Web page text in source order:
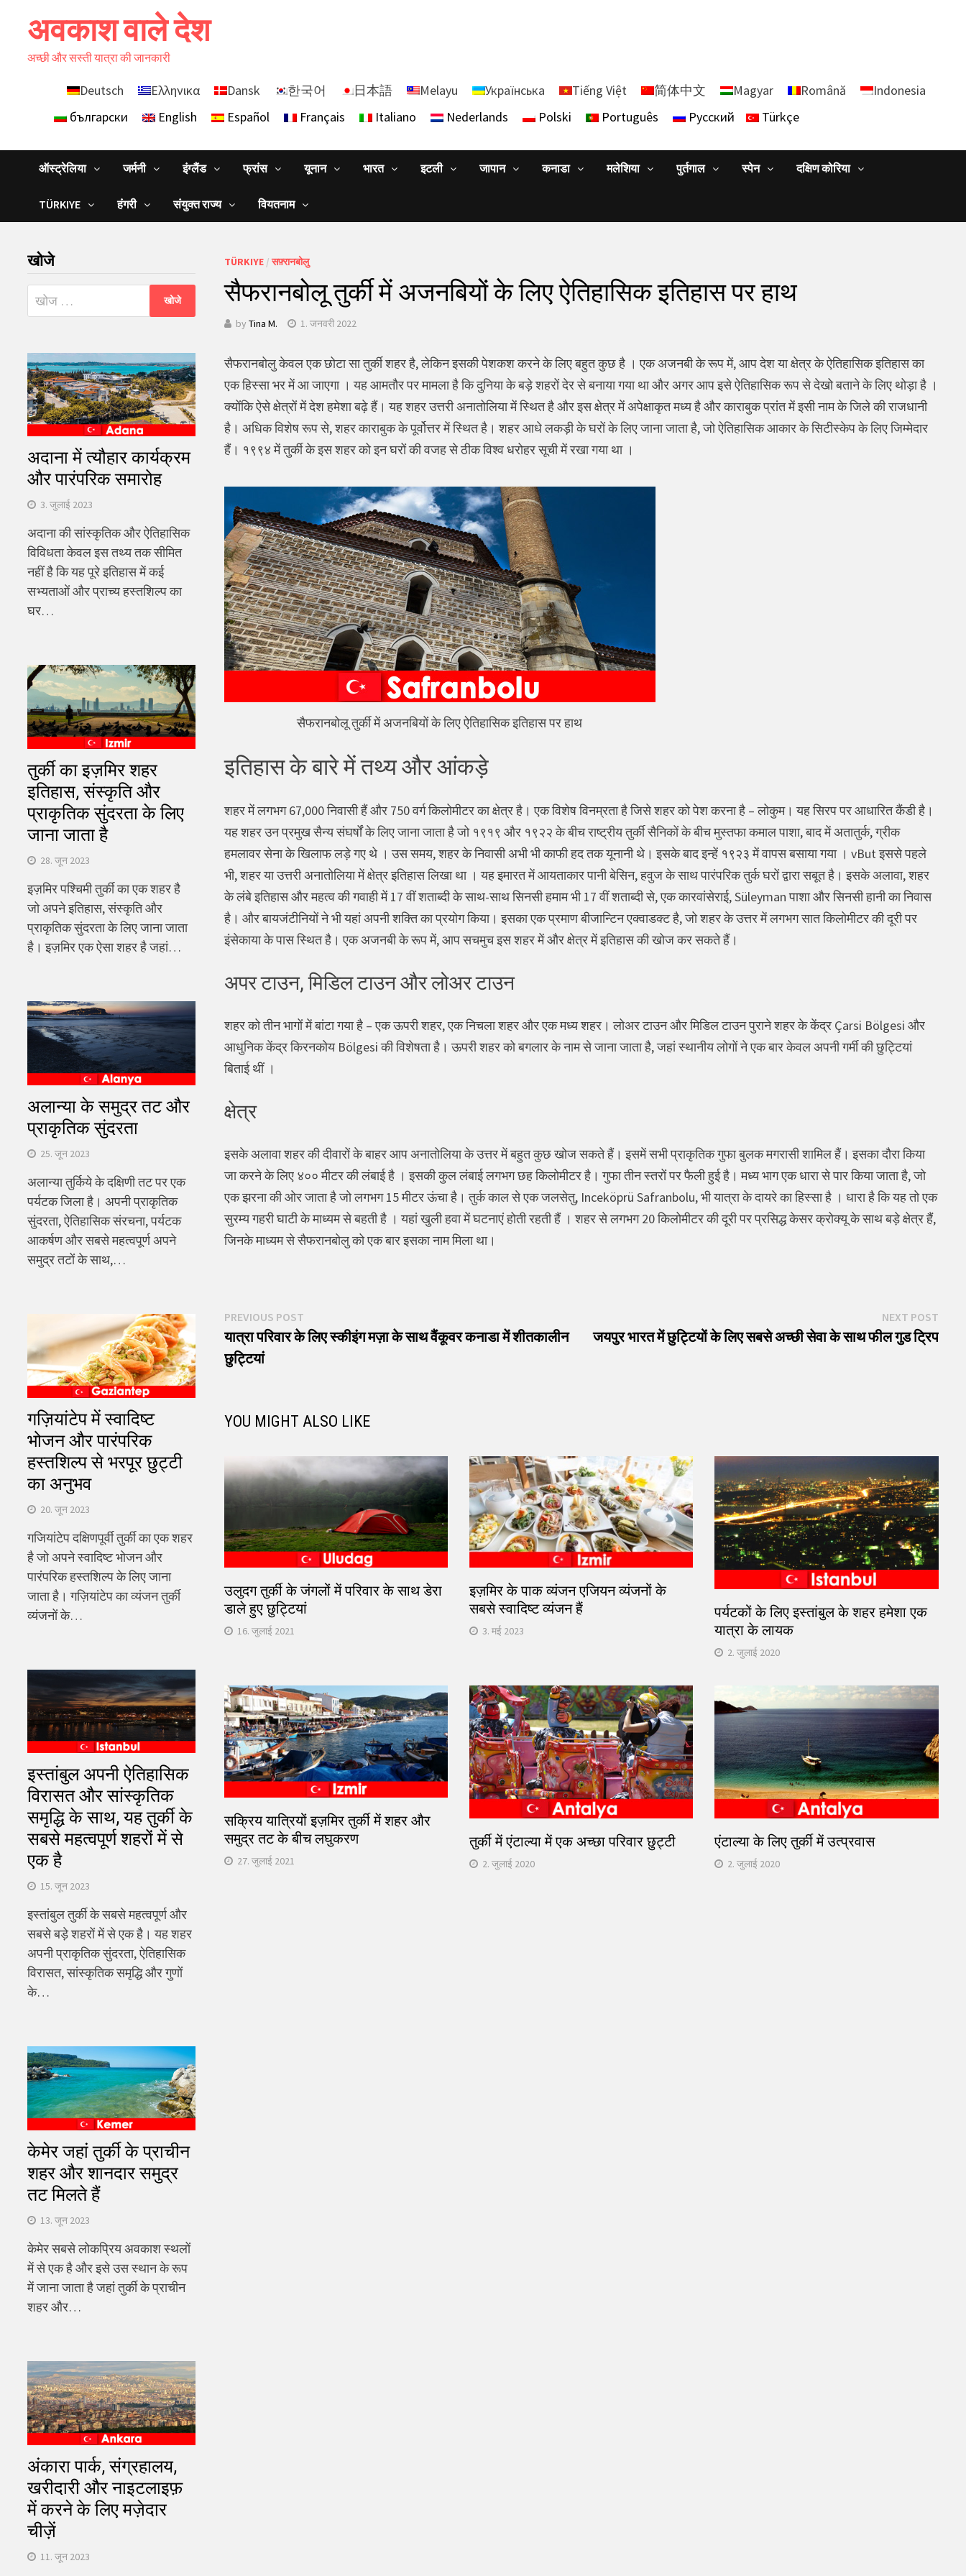
अवकाश वाले देश
अच्छी और सस्ती यात्रा की जानकारी
Deutsch Ελληνικα Dansk 한국어 日本語 Melayu Українська Tiếng Việt 简体中文 Magyar Română
Indonesia
български
English Español Français Italiano Nederlands Polski Português Русский Türkçe
ऑस्ट्रेलिया जर्मनी इंग्लैंड फ्रांस यूनान भारत इटली जापान कनाडा मलेशिया पुर्तगाल स्पेन दक्षिण कोरिया
TÜRKIYE हंगरी संयुक्त राज्य वियतनाम
TÜRKIYE/सफ़्रानबोलु
सैफरानबोलू तुर्की में अजनबियों के लिए ऐतिहासिक इतिहास पर हाथ
by Tina M. 1. जनवरी 2022
सैफरानबोलु केवल एक छोटा सा तुर्की शहर है, लेकिन इसकी पेशकश करने के लिए बहुत कुछ है । एक अजनबी के रूप में, आप देश या क्षेत्र के ऐतिहासिक इतिहास का
एक हिस्सा भर में आ जाएगा । यह आमतौर पर मामला है कि दुनिया के बड़े शहरों देर से बनाया गया था और अगर आप इसे ऐतिहासिक रूप से देखो बताने के लिए थोड़ा है ।
क्योंकि ऐसे क्षेत्रों में देश हमेशा बढ़े हैं। यह शहर उत्तरी अनातोलिया में स्थित है और इस क्षेत्र में अपेक्षाकृत मध्य है और काराबुक प्रांत में इसी नाम के जिले की राजधानी
है। अधिक विशेष रूप से, शहर काराबुक के पूर्वोत्तर में स्थित है। शहर आधे लकड़ी के घरों के लिए जाना जाता है, जो ऐतिहासिक आकार के सिटीस्केप के लिए जिम्मेदार
हैं। १९९४ में तुर्की के इस शहर को इन घरों की वजह से ठीक विश्व धरोहर सूची में रखा गया था ।
सैफरानबोलू तुर्की में अजनबियों के लिए ऐतिहासिक इतिहास पर हाथ
इतिहास के बारे में तथ्य और आंकड़े
शहर में लगभग 67,000 निवासी हैं और 750 वर्ग किलोमीटर का क्षेत्र है। एक विशेष विनम्रता है जिसे शहर को पेश करना है – लोकुम। यह सिरप पर आधारित कैंडी है।
यह शहर उन प्रमुख सैन्य संघर्षों के लिए जाना जाता है जो १९१९ और १९२२ के बीच राष्ट्रीय तुर्की सैनिकों के बीच मुस्तफा कमाल पाशा, बाद में अतातुर्क, ग्रीक
हमलावर सेना के खिलाफ लड़े गए थे । उस समय, शहर के निवासी अभी भी काफी हद तक यूनानी थे। इसके बाद इन्हें १९२३ में वापस बसाया गया । vBut इससे पहले
भी, शहर या उत्तरी अनातोलिया में क्षेत्र इतिहास लिखा था । यह इमारत में आयताकार पानी बेसिन, हवुज के साथ पारंपरिक तुर्क घरों द्वारा सबूत है। इसके अलावा, शहर
के लंबे इतिहास और महत्व की गवाही में 17 वीं शताब्दी के साथ-साथ सिनसी हमाम भी 17 वीं शताब्दी से, एक कारवांसेराई, Süleyman पाशा और सिनसी हानी का निवास
है। और बायजंटीनियों ने भी यहां अपनी शक्ति का प्रयोग किया। इसका एक प्रमाण बीजान्टिन एक्वाडक्ट है, जो शहर के उत्तर में लगभग सात किलोमीटर की दूरी पर
इंसेकाया के पास स्थित है। एक अजनबी के रूप में, आप सचमुच इस शहर में और क्षेत्र में इतिहास की खोज कर सकते हैं।
अपर टाउन, मिडिल टाउन और लोअर टाउन
शहर को तीन भागों में बांटा गया है – एक ऊपरी शहर, एक निचला शहर और एक मध्य शहर। लोअर टाउन और मिडिल टाउन पुराने शहर के केंद्र Çarsi Bölgesi और
आधुनिक केंद्र किरनकोय Bölgesi की विशेषता है। ऊपरी शहर को बगलार के नाम से जाना जाता है, जहां स्थानीय लोगों ने एक बार केवल अपनी गर्मी की छुट्टियां
बिताई थीं ।
क्षेत्र
इसके अलावा शहर की दीवारों के बाहर आप अनातोलिया के उत्तर में बहुत कुछ खोज सकते हैं। इसमें सभी प्राकृतिक गुफा बुलक मगरासी शामिल हैं। इसका दौरा किया
जा करने के लिए ४०० मीटर की लंबाई है । इसकी कुल लंबाई लगभग छह किलोमीटर है। गुफा तीन स्तरों पर फैली हुई है। मध्य भाग एक धारा से पार किया जाता है, जो
एक झरना की ओर जाता है जो लगभग 15 मीटर ऊंचा है। तुर्क काल से एक जलसेतु, Inceköprü Safranbolu, भी यात्रा के दायरे का हिस्सा है । धारा है कि यह तो एक
सुरम्य गहरी घाटी के माध्यम से बहती है । यहां खुली हवा में घटनाएं होती रहती हैं । शहर से लगभग 20 किलोमीटर की दूरी पर प्रसिद्ध केसर क्रोक्यू के साथ बड़े क्षेत्र हैं,
जिनके माध्यम से सैफरानबोलु को एक बार इसका नाम मिला था।
पोस्ट
नेविगेशन
PREVIOUS POSTPrevious
post:
यात्रा परिवार के लिए स्कीइंग मज़ा के साथ वैंकूवर कनाडा में शीतकालीन
छुट्टियां
NEXT POSTNext
post:
जयपुर भारत में छुट्टियों के लिए सबसे अच्छी सेवा के साथ फील गुड ट्रिप
YOU MIGHT ALSO LIKE
उलुदग तुर्की के जंगलों में परिवार के साथ डेरा
डाले हुए छुट्टियां
16. जुलाई 2021
इज़मिर के पाक व्यंजन एजियन व्यंजनों के
सबसे स्वादिष्ट व्यंजन हैं
3. मई 2023
पर्यटकों के लिए इस्तांबुल के शहर हमेशा एक
यात्रा के लायक
2. जुलाई 2020
सक्रिय यात्रियों इज़मिर तुर्की में शहर और
समुद्र तट के बीच लघुकरण
27. जुलाई 2021
तुर्की में एंटाल्या में एक अच्छा परिवार छुट्टी
2. जुलाई 2020
एंटाल्या के लिए तुर्की में उत्प्रवास
2. जुलाई 2020
खोजे
निम्न
को
अदाना में त्यौहार कार्यक्रम
और पारंपरिक समारोह
3. जुलाई 2023
अदाना की सांस्कृतिक और ऐतिहासिक
विविधता केवल इस तथ्य तक सीमित
नहीं है कि यह पूरे इतिहास में कई
सभ्यताओं और प्राच्य हस्तशिल्प का
घर…
तुर्की का इज़मिर शहर
इतिहास, संस्कृति और
प्राकृतिक सुंदरता के लिए
जाना जाता है
28. जून 2023
इज़मिर पश्चिमी तुर्की का एक शहर है
जो अपने इतिहास, संस्कृति और
प्राकृतिक सुंदरता के लिए जाना जाता
है। इज़मिर एक ऐसा शहर है जहां…
अलान्या के समुद्र तट और
प्राकृतिक सुंदरता
25. जून 2023
अलान्या तुर्किये के दक्षिणी तट पर एक
पर्यटक जिला है। अपनी प्राकृतिक
सुंदरता, ऐतिहासिक संरचना, पर्यटक
आकर्षण और सबसे महत्वपूर्ण अपने
समुद्र तटों के साथ,…
गज़ियांटेप में स्वादिष्ट
भोजन और पारंपरिक
हस्तशिल्प से भरपूर छुट्टी
का अनुभव
20. जून 2023
गजियांटेप दक्षिणपूर्वी तुर्की का एक शहर
है जो अपने स्वादिष्ट भोजन और
पारंपरिक हस्तशिल्प के लिए जाना
जाता है। गज़ियांटेप का व्यंजन तुर्की
व्यंजनों के…
इस्तांबुल अपनी ऐतिहासिक
विरासत और सांस्कृतिक
समृद्धि के साथ, यह तुर्की के
सबसे महत्वपूर्ण शहरों में से
एक है
15. जून 2023
इस्तांबुल तुर्की के सबसे महत्वपूर्ण और
सबसे बड़े शहरों में से एक है। यह शहर
अपनी प्राकृतिक सुंदरता, ऐतिहासिक
विरासत, सांस्कृतिक समृद्धि और गुणों
के…
केमेर जहां तुर्की के प्राचीन
शहर और शानदार समुद्र
तट मिलते हैं
13. जून 2023
केमेर सबसे लोकप्रिय अवकाश स्थलों
में से एक है और इसे उस स्थान के रूप
में जाना जाता है जहां तुर्की के प्राचीन
शहर और…
अंकारा पार्क, संग्रहालय,
खरीदारी और नाइटलाइफ़
में करने के लिए मज़ेदार
चीज़ें
11. जून 2023